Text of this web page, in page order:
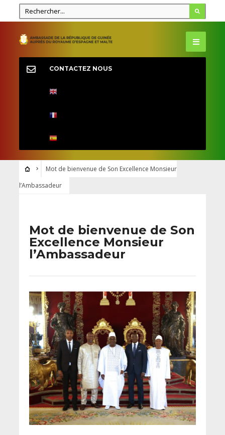
CONTACTEZ NOUS
Mot de bienvenue de Son Excellence Monsieur
l’Ambassadeur
Mot de bienvenue de Son
Excellence Monsieur
l’Ambassadeur